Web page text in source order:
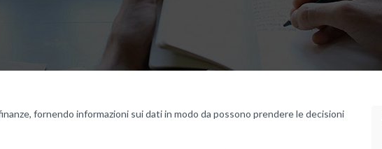
fornendo informazioni sui dati in modo da possono prendere le decisioni